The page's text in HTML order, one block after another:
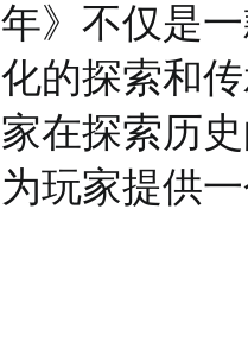
年》不仅是
化的探索和
家在探索历
为玩家提供